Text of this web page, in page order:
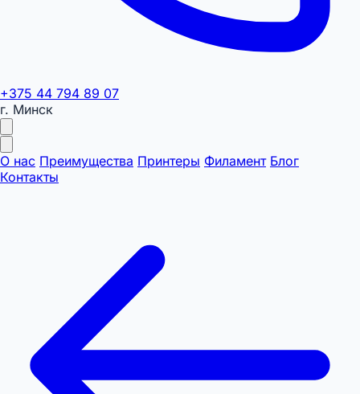
+375 44 794 89 07
г. Минск
О нас Преимущества Принтеры Филамент Блог
Контакты